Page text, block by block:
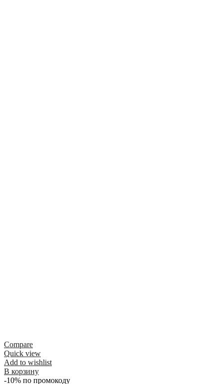
Compare
Quick view
Add to wishlist
В корзину
-10% по промокоду